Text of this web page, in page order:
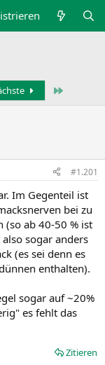
#1.201
Im Gegenteil ist
bei zu
ab 40-50 % ist
sogar anders
(es sei denn es
enthalten).
sogar auf ~20%
es fehlt das
Zitieren